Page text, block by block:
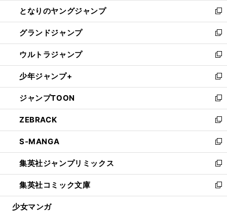
く
ド
ウ
で
開
く
ィ
ン
ド
ウ
で
開
く
し
い
ウ
ィ
ン
ド
ウ
で
開
く
となりのヤングジャンプ
新
し
い
ウ
ィ
ン
ド
ウ
で
開
く
グランドジャンプ
新
し
い
ウ
ィ
ン
ド
ウ
で
開
く
ウルトラジャンプ
新
し
い
ウ
ィ
ン
ド
ウ
で
開
く
少年ジャンプ+
新
し
い
ウ
ィ
ン
ド
ウ
で
開
く
ジャンプTOON
新
し
い
ウ
ィ
ン
ド
ウ
で
開
ZEBRACK
新
し
い
ウ
ィ
ン
ド
ウ
S-MANGA
新
し
い
ウ
ィ
ン
集英社ジャンプリミックス
新
し
い
ウ
集英社コミック文庫
新
し
少女マンガ